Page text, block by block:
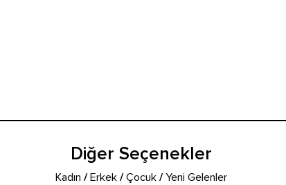
Diğer Seçenekler
Kadın /Erkek /Çocuk /Yeni Gelenler